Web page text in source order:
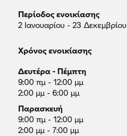
Περίοδος ενοικίασης
2 Ιανουαρίου - 23 Δεκεμβρίου
Χρόνος ενοικίασης
Δευτέρα - Πέμπτη
9:00 πμ - 12:00 μμ
2:00 μμ - 6:00 μμ
Παρασκευή
9:00 πμ - 12:00 μμ
2:00 μμ - 7:00 μμ